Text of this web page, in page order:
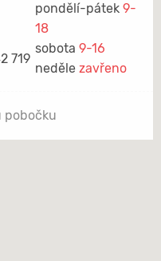
719
pondělí-pátek 9-
18
sobota 9-16
neděle zavřeno
pobočku